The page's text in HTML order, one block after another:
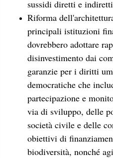
sussidi diretti e
Riforma
principali istituzioni
dovrebbero adottare
disinvestimento dai
garanzie per i diritti
democratiche che
partecipazione e
via di sviluppo, delle
società civile e delle
obiettivi di
biodiversità, nonché